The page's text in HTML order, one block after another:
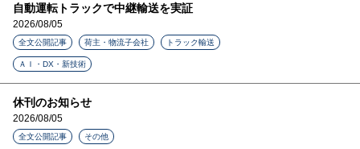
自動運転トラックで中継輸送を実証
2026/08/05
全文公開記事 荷主・物流子会社 トラック輸送
ＡＩ・DX・新技術
休刊のお知らせ
2026/08/05
全文公開記事 その他